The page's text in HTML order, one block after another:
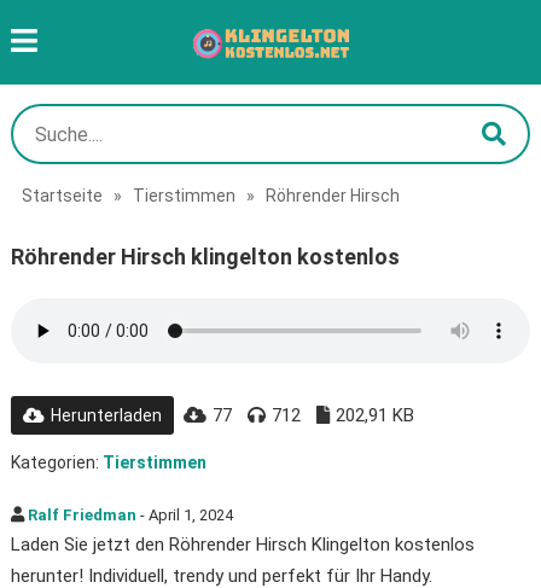
Startseite » Tierstimmen » Röhrender Hirsch
Röhrender Hirsch klingelton kostenlos
Herunterladen 77 712 202,91 KB
Kategorien: Tierstimmen
Ralf Friedman - April 1, 2024
Laden Sie jetzt den Röhrender Hirsch Klingelton kostenlos
herunter! Individuell, trendy und perfekt für Ihr Handy.